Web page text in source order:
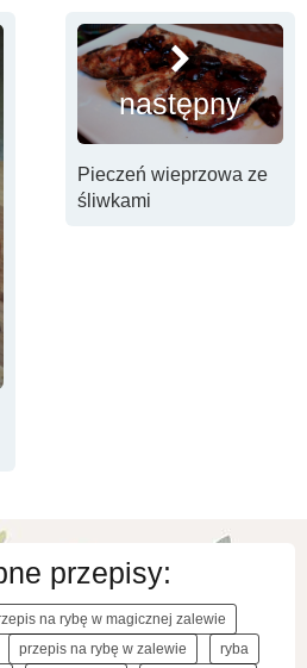
następny
Pieczeń wieprzowa ze
śliwkami
przepisy:
na rybę w magicznej zalewie
przepis na rybę w zalewie
ryba